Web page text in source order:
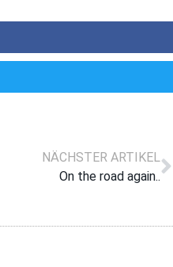
NÄCHSTER ARTIKEL
On the road again..